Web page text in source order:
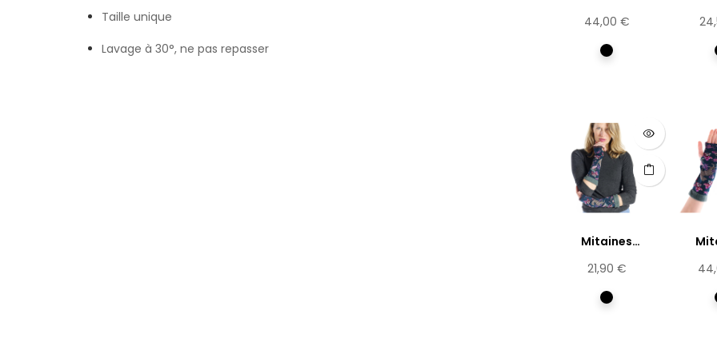
Taille unique
Lavage à 30°, ne pas repasser
Pronus
Serrulata
Prix
44,00 €
Multicolore
Prix
Mitaines
Prunus
Serrulata
Prix
21,90 €
Multicolore
Prix